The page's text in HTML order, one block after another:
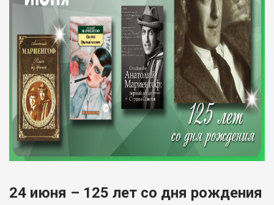
24 июня – 125 лет со дня рождения